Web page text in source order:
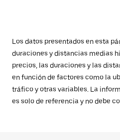
Los datos presentados en esta
duraciones y distancias medias
precios, las duraciones y las
en función de factores como la
tráfico y otras variables. La
es solo de referencia y no debe